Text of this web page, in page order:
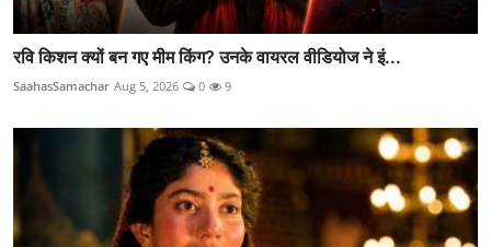
रवि किशन क्यों बन गए मीम किंग? उनके वायरल वीडियोज ने इं...
SaahasSamachar Aug 5, 2026 0 9